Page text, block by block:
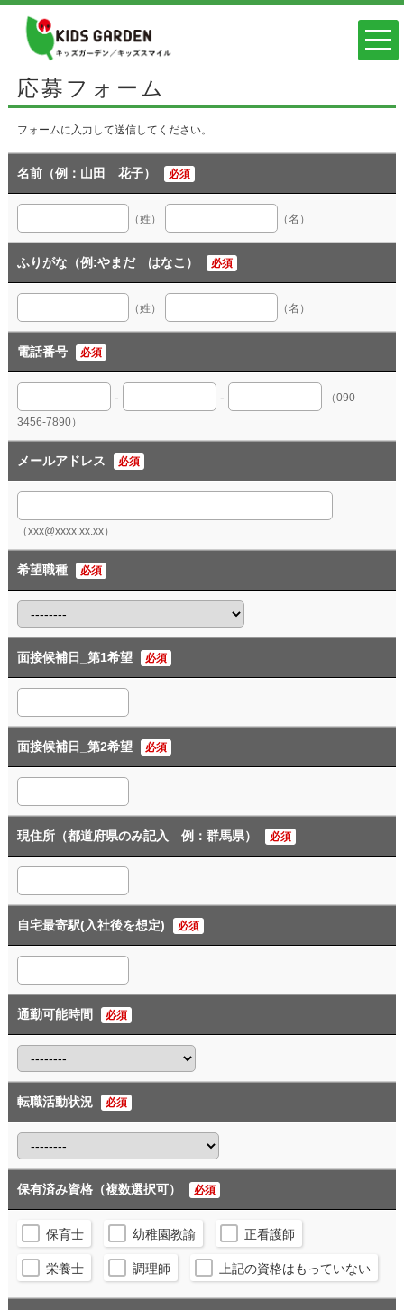
応募フォーム
フォームに入力して送信してください。
名前（例：山田 花子） 必須
（姓） （名）
ふりがな（例:やまだ はなこ） 必須
（姓） （名）
電話番号 必須
- -
（090-
3456-7890）
メールアドレス 必須
（xxx@xxxx.xx.xx）
希望職種 必須
面接候補日_第1希望 必須
面接候補日_第2希望 必須
現住所（都道府県のみ記入 例：群馬県） 必須
自宅最寄駅(入社後を想定) 必須
通勤可能時間 必須
転職活動状況 必須
保有済み資格（複数選択可） 必須
保育士 幼稚園教諭 正看護師
栄養士 調理師 上記の資格はもっていない